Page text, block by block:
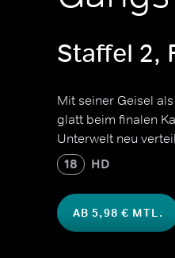
Staffel 2,
Mit seiner Geisel
glatt beim finalen
Unterwelt neu
18 HD
AB 5,98 € MTL.